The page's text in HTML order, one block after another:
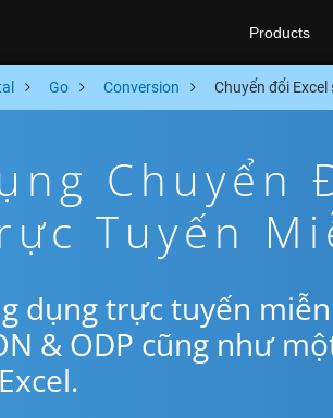
Products
Go Conversion Chuyển đổi Excel
Chuyển
Tuyến
dụng trực tuyến
& ODP cũng như
Excel.